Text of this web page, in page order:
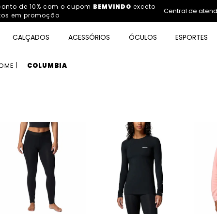
de 10% com o cupom BEMVINDO exceto
em promoção
Central de
CALÇADOS ACESSÓRIOS ÓCULOS ESPORTES
COLUMBIA